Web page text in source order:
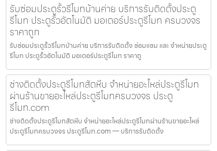
รับซ่อมประตูรั้วรีโมทบ้านค่าย บริการรับติดตั้งประตู
รีโมท ประตูรั้วอัตโนมัติ มอเตอร์ประตูรีโมท ครบวงจร
ราคาถูก
รับซ่อมประตูรั้วรีโมทบ้านค่าย บริการรับติดตั้ง ซ่อมแซม และ จำหน่ายประตู
รีโมท ประตูรั้วอัตโนมัติ มอเตอร์ประตูรีโมท ราคาถู
ช่างติดตั้งประตูรีโมทสัตหีบ จำหน่ายอะไหล่ประตูรีโมท
ผ่านร้านขายอะไหล่ประตูรีโมทครบวงจร ประตู
รีโมท.com
ช่างติดตั้งประตูรีโมทสัตหีบ จำหน่ายอะไหล่ประตูรีโมทผ่านร้านขายอะไหล่
ประตูรีโมทครบวงจร ประตูรีโมท.com — บริการรับติดตั้ง